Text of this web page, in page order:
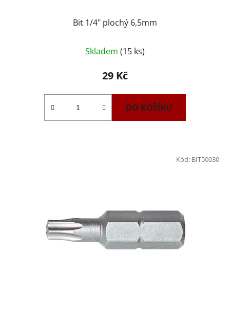
Bit 1/4" plochý 6,5mm
Skladem (15 ks)
29 Kč
DO KOŠÍKU
Kód: BIT50030